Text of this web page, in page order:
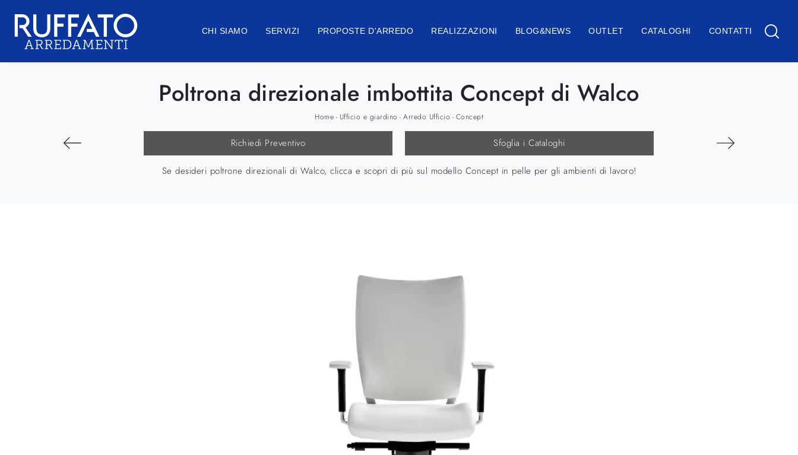
CHI SIAMO SERVIZI PROPOSTE D'ARREDO REALIZZAZIONI BLOG&NEWS OUTLET CATALOGHI CONTATTI
Poltrona direzionale imbottita Concept di Walco
Home - Ufficio e giardino -Arredo Ufficio -Concept
Richiedi Preventivo Sfoglia i Cataloghi
Se desideri poltrone direzionali di Walco, clicca e scopri di più sul modello Concept in pelle per gli ambienti di lavoro!